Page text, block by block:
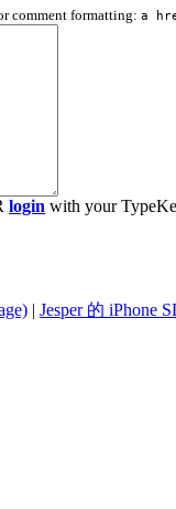
comment formatting: a
login with your
Jesper 的 iPhone